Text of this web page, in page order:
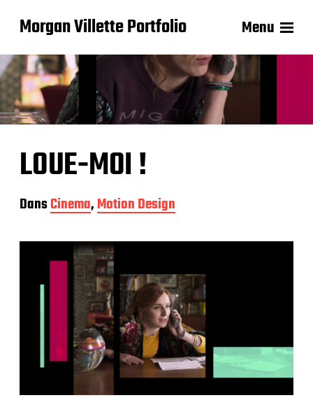
Morgan Villette Portfolio Menu
LOUE-MOI !
DansCinema,Motion Design